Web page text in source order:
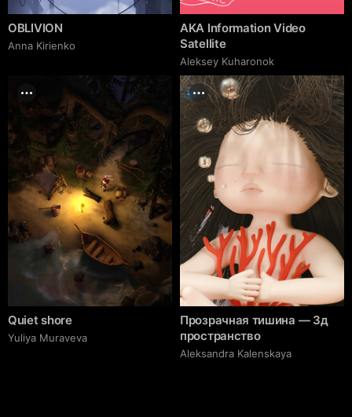
OBLIVION
Anna Kirienko
AKA Information Video
Satellite
Aleksey Kuharonok
Quiet shore
Yuliya Muraveva
Прозрачная тишина — 3д
пространство
Aleksandra Kalenskaya